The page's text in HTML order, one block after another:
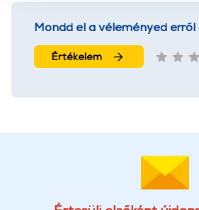
További információk:ÁSZFés
Mondd el a véleményed
Értékelem